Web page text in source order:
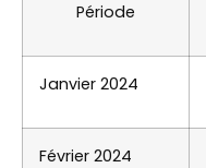
Période
Janvier 2024
Février 2024